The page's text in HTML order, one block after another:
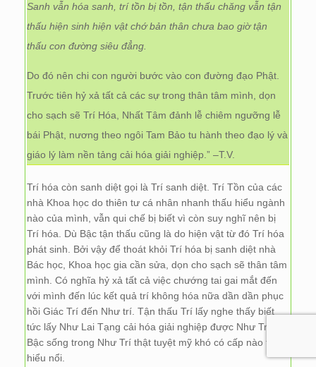
Sanh vẫn hóa sanh, trí tồn bị tồn, tận thấu chăng vẫn tận
thấu hiện sinh hiện vật chớ bản thân chưa bao giờ tận
thấu con đường siêu đẳng.
Do đó nên chi con người bước vào con đường đạo Phật.
Trước tiên hỷ xả tất cả các sự trong thân tâm mình, dọn
cho sạch sẽ Trí Hóa, Nhất Tâm đảnh lễ chiêm ngưỡng lễ
bái Phật, nương theo ngôi Tam Bảo tu hành theo đạo lý và
giáo lý làm nền tảng cải hóa giải nghiệp.” –T.V.
Trí hóa còn sanh diệt gọi là Trí sanh diệt. Trí Tồn của các
nhà Khoa học do thiên tư cá nhân nhanh thấu hiểu ngành
nào của mình, vẫn qui chế bị biết vì còn suy nghĩ nên bị
Trí hóa. Dù Bậc tận thấu cũng là do hiện vật từ đó Trí hóa
phát sinh. Bởi vậy để thoát khỏi Trí hóa bị sanh diệt nhà
Bác học, Khoa học gia cần sửa, dọn cho sạch sẽ thân tâm
mình. Có nghĩa hỷ xả tất cả việc chướng tai gai mắt đến
với mình đến lúc kết quả trí không hóa nữa dần dần phục
hồi Giác Trí đến Như trí. Tận thấu Trí lấy nghe thấy biết
tức lấy Như Lai Tạng cải hóa giải nghiệp được Như Trí.
Bậc sống trong Như Trí thật tuyệt mỹ khó có cấp nào thấu
hiểu nổi.